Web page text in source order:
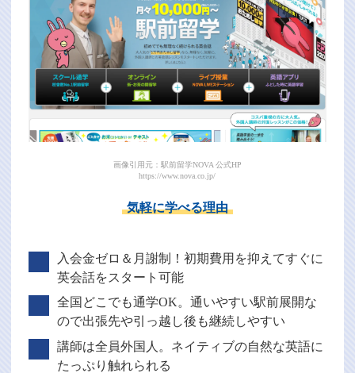
画像引用元：駅前留学NOVA 公式HP
https://www.nova.co.jp/
気軽に学べる理由
入会金ゼロ＆月謝制！初期費用を抑えてすぐに
英会話をスタート可能
全国どこでも通学OK。通いやすい駅前展開な
ので出張先や引っ越し後も継続しやすい
講師は全員外国人。ネイティブの自然な英語に
たっぷり触れられる